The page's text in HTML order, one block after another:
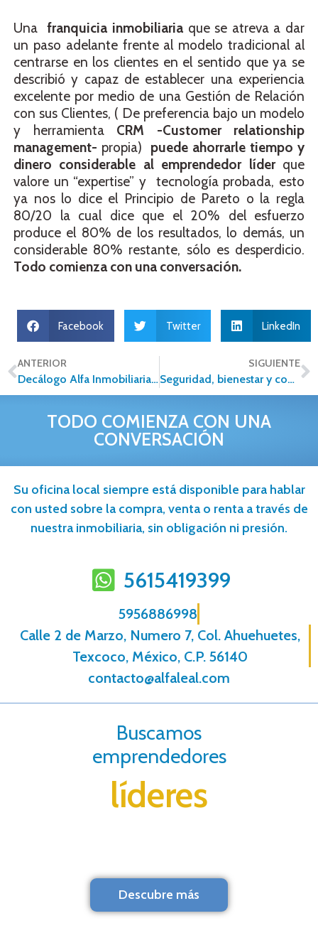
Unafranquicia inmobiliariaque se atreva a dar
un paso adelante frente al modelo tradicional al
centrarse en los clientes en el sentido que ya se
describió y capaz de establecer una experiencia
excelente por medio de una Gestión de Relación
con sus Clientes, ( De preferencia bajo un modelo
y herramientaCRM -Customer relationship
management- propia) puede ahorrarle tiempo y
dinero considerable al emprendedor líderque
valore un “expertise” y tecnología probada, esto
ya nos lo dice el Principio de Pareto o la regla
80/20 la cual dice que el 20% del esfuerzo
produce el 80% de los resultados, lo demás, un
considerable 80% restante, sólo es desperdicio.
Todo comienza con una conversación.
Facebook Twitter LinkedIn
ANTERIOR
Decálogo Alfa Inmobiliaria para vender tu casa antes de que concluya el desconfinamiento
SIGUIENTE
Seguridad, bienestar y comunicación Nueva Normalidad para el sector inmobiliario
TODO COMIENZA CON UNA
CONVERSACIÓN
Su oficina local siempre está disponible para hablar
con usted sobre la compra, venta o renta a través de
nuestra inmobiliaria, sin obligación ni presión.
5615419399
5956886998
Calle 2 de Marzo, Numero 7, Col. Ahuehuetes,
Texcoco, México, C.P. 56140
contacto@alfaleal.com
Buscamos
emprendedores
líderes
Descubre más